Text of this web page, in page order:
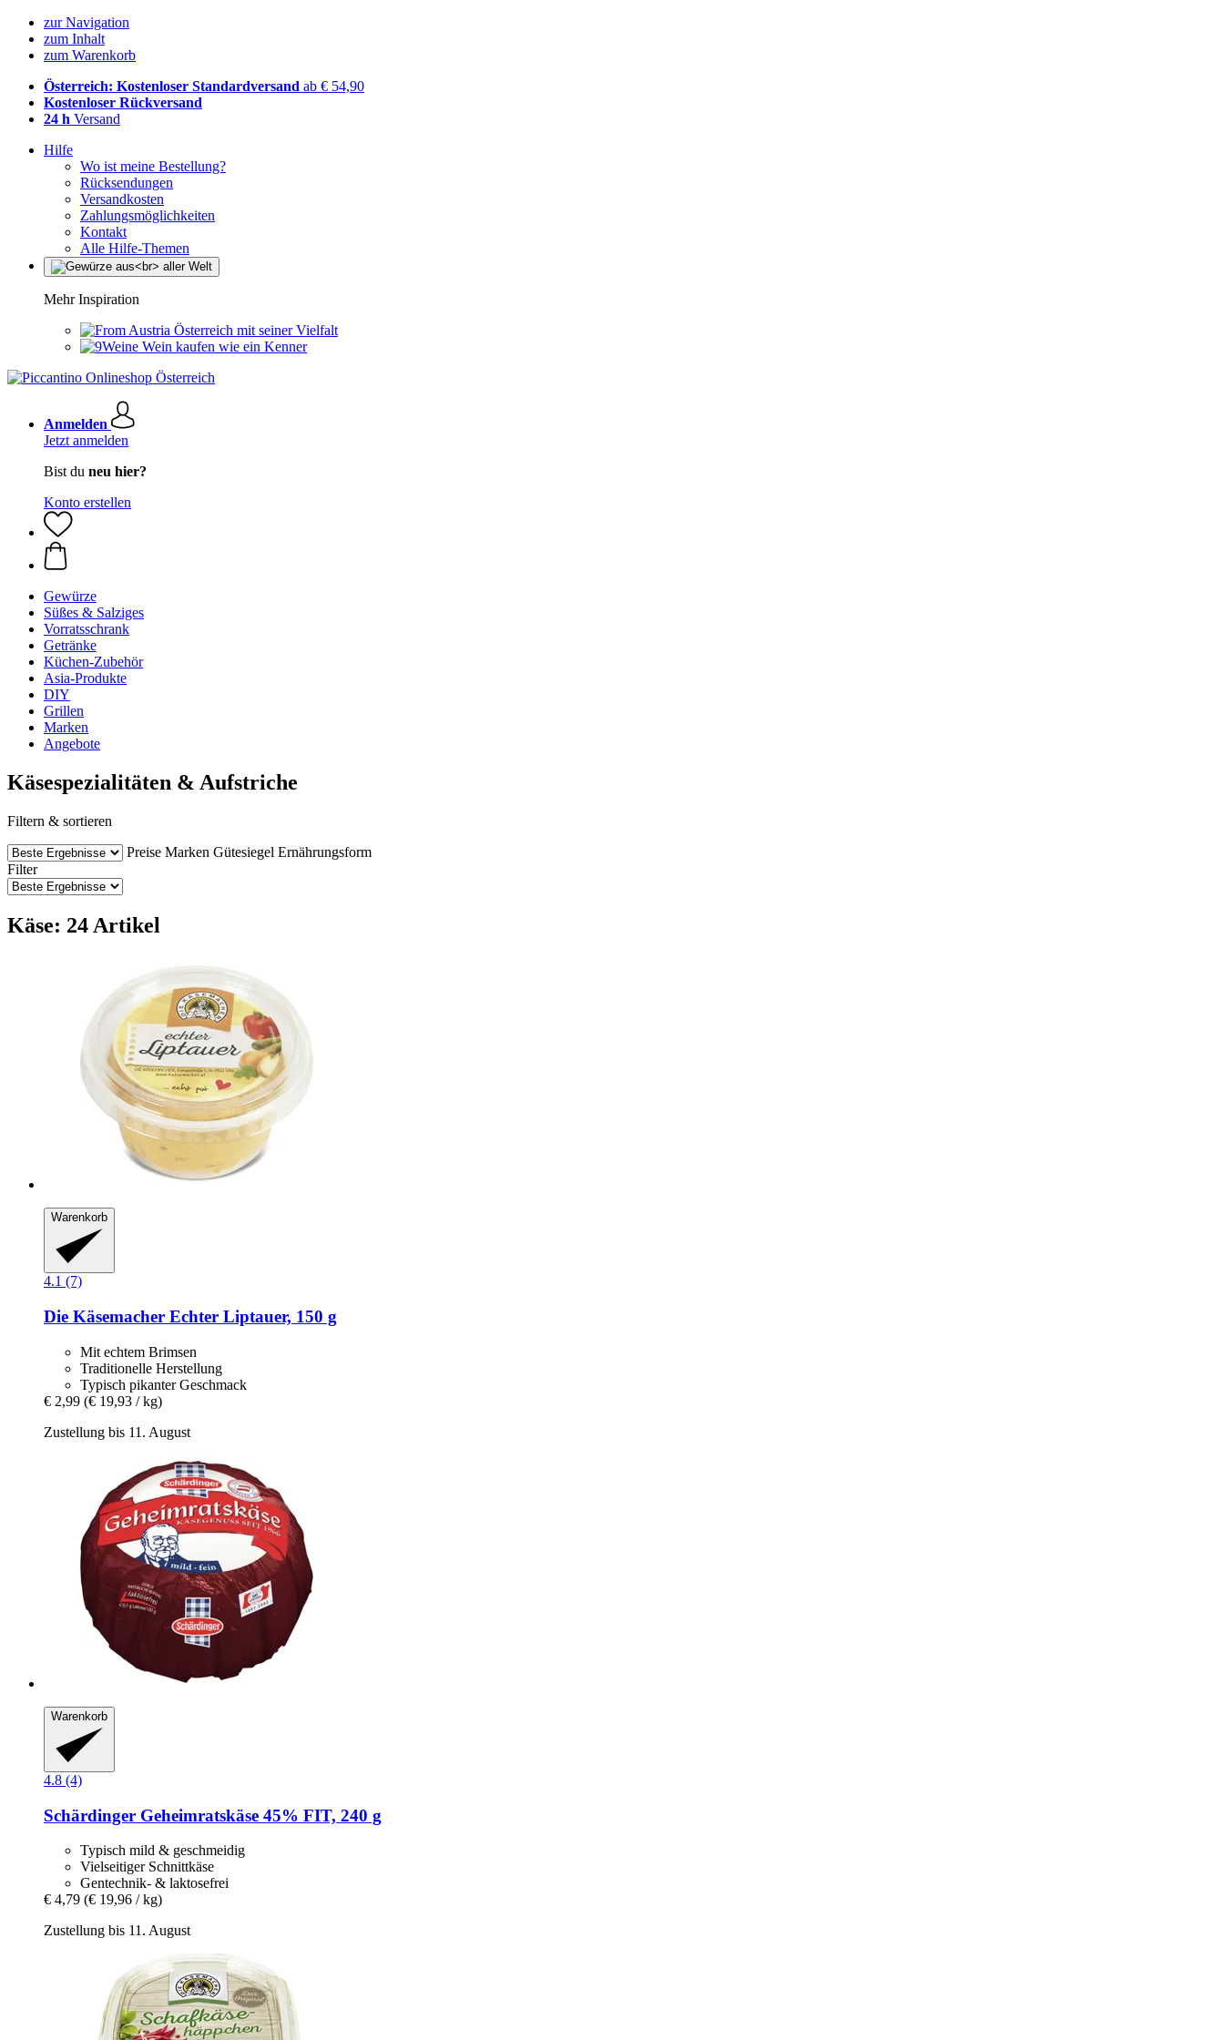
zur Navigation
zum Inhalt
zum Warenkorb
Österreich: Kostenloser Standardversand ab € 54,90
Kostenloser Rückversand
24 h Versand
Hilfe
Wo ist meine Bestellung?
Rücksendungen
Versandkosten
Zahlungsmöglichkeiten
Kontakt
Alle Hilfe-Themen
Mehr Inspiration
Österreich mit seiner Vielfalt
Wein kaufen wie ein Kenner
Anmelden
Jetzt anmelden
Bist du neu hier?
Konto erstellen
Gewürze
Süßes & Salziges
Vorratsschrank
Getränke
Küchen-Zubehör
Asia-Produkte
DIY
Grillen
Marken
Angebote
Käsespezialitäten & Aufstriche
Filtern & sortieren
Preise Marken Gütesiegel Ernährungsform
Filter
Käse: 24 Artikel
Warenkorb
4.1 (7)
Die Käsemacher Echter Liptauer, 150 g
Mit echtem Brimsen
Traditionelle Herstellung
Typisch pikanter Geschmack
€ 2,99 (€ 19,93 / kg)
Zustellung bis 11. August
Warenkorb
4.8 (4)
Schärdinger Geheimratskäse 45% FIT, 240 g
Typisch mild & geschmeidig
Vielseitiger Schnittkäse
Gentechnik- & laktosefrei
€ 4,79 (€ 19,96 / kg)
Zustellung bis 11. August